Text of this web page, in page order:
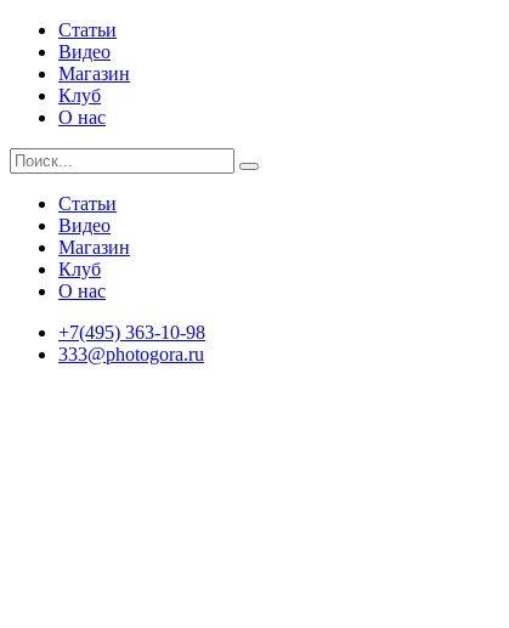
Статьи
Видео
Магазин
Клуб
О нас
Статьи
Видео
Магазин
Клуб
О нас
+7(495) 363-10-98
333@photogora.ru